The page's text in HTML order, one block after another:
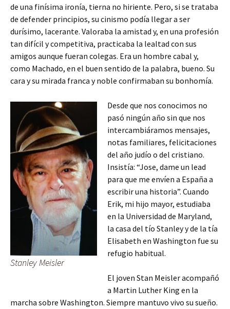
de una finísima ironía, tierna no hiriente. Pero, si se trataba
de defender principios, su cinismo podía llegar a ser
durísimo, lacerante. Valoraba la amistad y, en una profesión
tan difícil y competitiva, practicaba la lealtad con sus
amigos aunque fueran colegas. Era un hombre cabal y,
como Machado, en el buen sentido de la palabra, bueno. Su
cara y su mirada franca y noble confirmaban su bonhomía.
Stanley Meisler
Desde que nos conocimos no
pasó ningún año sin que nos
intercambiáramos mensajes,
notas familiares, felicitaciones
del año judío o del cristiano.
Insistía: “Jose, dame un lead
para que me envíen a España a
escribir una historia”. Cuando
Erik, mi hijo mayor, estudiaba
en la Universidad de Maryland,
la casa del tío Stanley y de la tía
Elisabeth en Washington fue su
refugio habitual.
El joven Stan Meisler acompañó
a Martin Luther King en la
marcha sobre Washington. Siempre mantuvo vivo su sueño.